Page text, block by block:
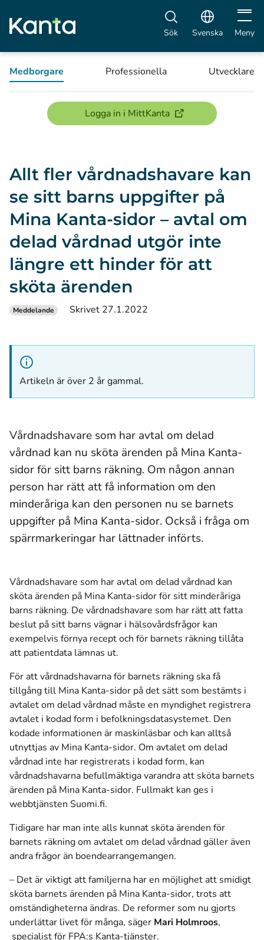
Sök Svenska Öppna
Meny
Medborgare Professionella Utvecklare
Logga in i MittKanta(öppnas i ett nytt
Allt fler vårdnadshavare kan
se sitt barns uppgifter på
Mina Kanta-sidor – avtal om
delad vårdnad utgör inte
längre ett hinder för att
sköta ärenden
Meddelande Skrivet 27.1.2022
Artikeln är över 2 år gammal.
Vårdnadshavare som har avtal om delad
vårdnad kan nu sköta ärenden på Mina Kanta-
sidor för sitt barns räkning. Om någon annan
person har rätt att få information om den
minderåriga kan den personen nu se barnets
uppgifter på Mina Kanta-sidor. Också i fråga om
spärrmarkeringar har lättnader införts.
Vårdnadshavare som har avtal om delad vårdnad kan
sköta ärenden på Mina Kanta-sidor för sitt minderåriga
barns räkning. De vårdnadshavare som har rätt att fatta
beslut på sitt barns vägnar i hälsovårdsfrågor kan
exempelvis förnya recept och för barnets räkning tillåta
att patientdata lämnas ut.
För att vårdnadshavarna för barnets räkning ska få
tillgång till Mina Kanta-sidor på det sätt som bestämts i
avtalet om delad vårdnad måste en myndighet registrera
avtalet i kodad form i befolkningsdatasystemet. Den
kodade informationen är maskinläsbar och kan alltså
utnyttjas av Mina Kanta-sidor. Om avtalet om delad
vårdnad inte har registrerats i kodad form, kan
vårdnadshavarna befullmäktiga varandra att sköta barnets
ärenden på Mina Kanta-sidor. Fullmakt kan ges i
webbtjänsten Suomi.fi.
Tidigare har man inte alls kunnat sköta ärenden för
barnets räkning om avtalet om delad vårdnad gäller även
andra frågor än boendearrangemangen.
– Det är viktigt att familjerna har en möjlighet att smidigt
sköta barnets ärenden på Mina Kanta-sidor, trots att
omständigheterna ändras. De reformer som nu gjorts
underlättar livet för många, säger Mari Holmroos,
specialist för FPA:s Kanta-tjänster.